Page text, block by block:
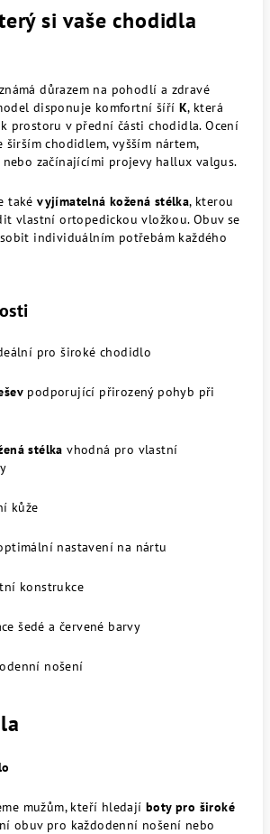
si vaše chodidla
důrazem na pohodlí a zdravé
disponuje komfortní šíří K, která
prostoru v přední části chodidla. Ocení
širším chodidlem, vyšším nártem,
začínajícími projevy hallux valgus.
takévyjímatelná kožená stélka, kterou
vlastní ortopedickou vložkou. Obuv se
individuálním potřebám každého
pro široké chodidlo
podporující přirozený pohyb při
stélka vhodná pro vlastní
kůže
nastavení na nártu
konstrukce
šedé a červené barvy
nošení
mužům, kteří hledají boty pro široké
obuv pro každodenní nošení nebo